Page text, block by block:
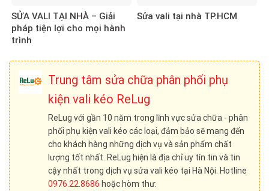
SỬA VALI TẠI NHÀ – Giải
pháp tiện lợi cho mọi hành
trình
Sửa vali tại nhà TP.HCM
Trung tâm sửa chữa phân phối phụ
kiện vali kéo ReLug
ReLug với gần 10 năm trong lĩnh vực sửa chữa - phân
phối phụ kiện vali kéo các loại, đảm bảo sẽ mang đến
cho khách hàng những dịch vụ và sản phẩm chất
lượng tốt nhất. ReLug hiện là địa chỉ uy tín tin và tin
cậy nhất trong dịch vụ sửa vali kéo tại Hà Nội. Hotline
0976.22.8686 hoặc hòm thư: